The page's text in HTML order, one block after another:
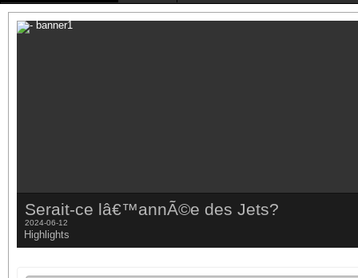
Serait-ce lâ€™annÃ©e des Jets?
2024-06-12
Highlights